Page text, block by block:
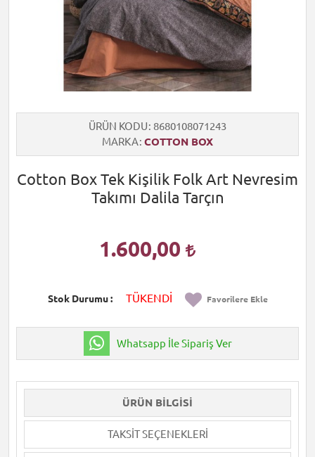
ÜRÜN KODU 8680108071243
MARKA COTTON BOX
Cotton Box Tek Kişilik Folk Art Nevresim
Takımı Dalila Tarçın
1.600,00
Stok Durumu TÜKENDİ Favorilere Ekle
Whatsapp İle Sipariş Ver
ÜRÜN BILGISI
TAKSIT SEÇENEKLERI